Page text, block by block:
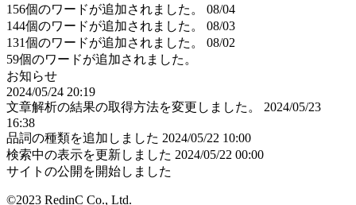
156個のワードが追加されました。
08/04
144個のワードが追加されました。
08/03
131個のワードが追加されました。
08/02
59個のワードが追加されました。
お知らせ
2024/05/24 20:19
文章解析の結果の取得方法を変更しました。
2024/05/23
16:38
品詞の種類を追加しました 2024/05/22 10:00
検索中の表示を更新しました 2024/05/22 00:00
サイトの公開を開始しました
©2023 RedinC Co., Ltd.